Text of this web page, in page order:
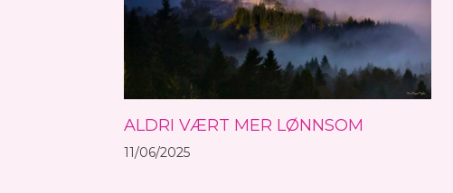
ALDRI VÆRT MER LØNNSOM
11/06/2025